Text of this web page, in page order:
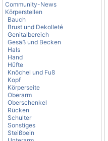
Community-News
Körperstellen
Bauch
Brust und Dekolleté
Genitalbereich
Gesäß und Becken
Hals
Hand
Hüfte
Knöchel und Fuß
Kopf
Körperseite
Oberarm
Oberschenkel
Rücken
Schulter
Sonstiges
Steißbein